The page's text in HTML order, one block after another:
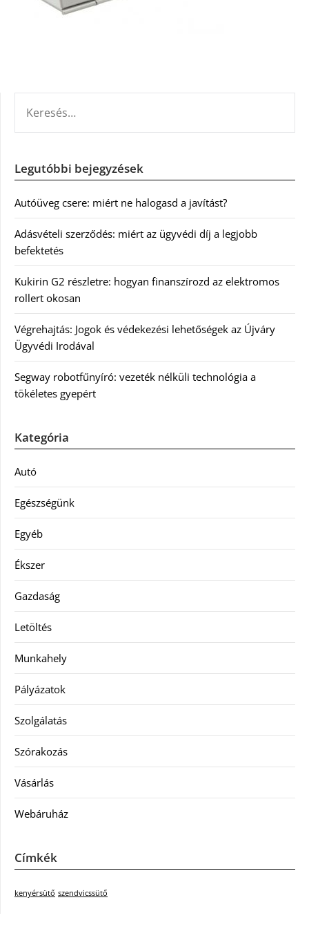
Legutóbbi bejegyzések
Autóüveg csere: miért ne halogasd a javítást?
Adásvételi szerződés: miért az ügyvédi díj a legjobb
befektetés
Kukirin G2 részletre: hogyan finanszírozd az elektromos
rollert okosan
Végrehajtás: Jogok és védekezési lehetőségek az Újváry
Ügyvédi Irodával
Segway robotfűnyíró: vezeték nélküli technológia a
tökéletes gyepért
Kategória
Autó
Egészségünk
Egyéb
Ékszer
Gazdaság
Letöltés
Munkahely
Pályázatok
Szolgálatás
Szórakozás
Vásárlás
Webáruház
Címkék
kenyérsütő szendvicssütő